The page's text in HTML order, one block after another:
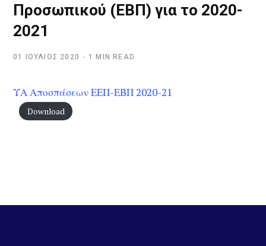
Προσωπικού (ΕΒΠ) για το 2020-
2021
01 ΙΟΎΛΙΟΣ 2020 1 MIN READ
ΥΑ Αποσπάσεων ΕΕΠ-ΕΒΠ 2020-21
Download